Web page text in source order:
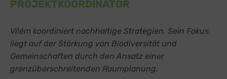
PROJEKTKOORDINATOR
Vilém koordiniert nachhaltige Strategien. Sein Fokus
liegt auf der Stärkung von Biodiversität und
Gemeinschaften durch den Ansatz einer
grenzüberschreitenden Raumplanung.